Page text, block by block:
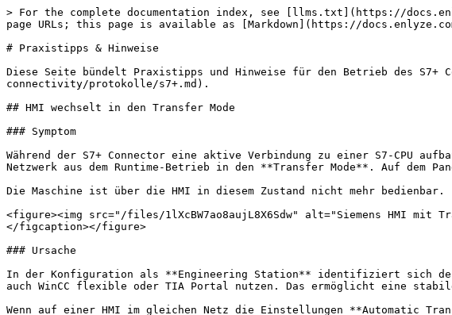
> For the complete documentation index, see [llms.txt](https://
page URLs; this page is available as [Markdown](https://
# Praxistipps & Hinweise
Diese Seite bündelt Praxistipps und Hinweise für den Betrieb des S7+
connectivity/protokolle/s7+.md).
## HMI wechselt in den Transfer Mode
### Symptom
Während der S7+ Connector eine aktive Verbindung zu einer S7-CPU
Netzwerk aus dem Runtime-Betrieb in den **Transfer Mode**. Auf
Die Maschine ist über die HMI in diesem Zustand nicht mehr bedienbar.
<figure><img src="/files/1lXcBW7ao8aujL8X6Sdw" alt="Siemens HMI mit
</figcaption></figure>
### Ursache
In der Konfiguration als **Engineering Station** identifiziert sich der
auch WinCC flexible oder TIA Portal nutzen. Das ermöglicht eine
Wenn auf einer HMI im gleichen Netz die Einstellungen **Automatic